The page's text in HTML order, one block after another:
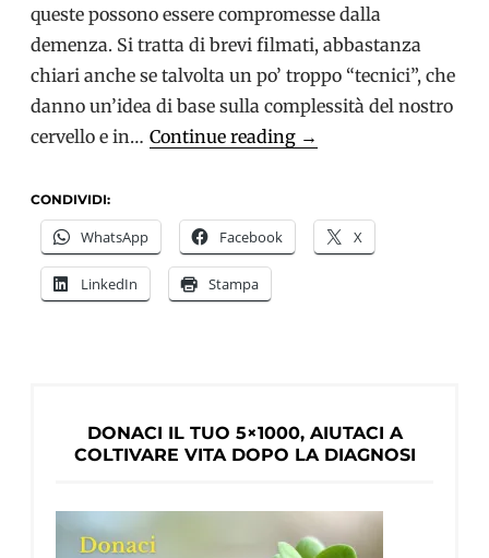
queste possono essere compromesse dalla
demenza. Si tratta di brevi filmati, abbastanza
chiari anche se talvolta un po’ troppo “tecnici”, che
danno un’idea di base sulla complessità del nostro
cervello e in… Continue reading Memoria
alcuni
video
→
CONDIVIDI:
WhatsApp Facebook X
LinkedIn Stampa
DONACI IL TUO 5×1000, AIUTACI A
COLTIVARE VITA DOPO LA DIAGNOSI